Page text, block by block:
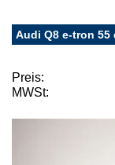
Audi Q8 e-tron 55
Preis:
MWSt: